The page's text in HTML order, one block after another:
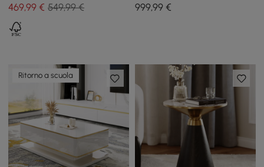
cm
469,99 € 549,99 € 999,99€
Ritorno a scuola